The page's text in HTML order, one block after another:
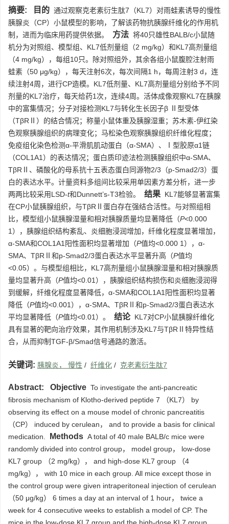
摘要: 目的 通过观察克老素衍生肽7（KL7）对雨蛙素诱导的慢性
胰腺炎（CP）小鼠模型的影响，了解该药物抗胰腺纤维化的作用机
制，进而为临床用药提供依据。
方法 将40只雄性BALB/c小鼠随
机分为对照组、模型组、KL7低剂量组（2 mg/kg）和KL7高剂量组
（4 mg/kg），每组10只。除对照组外，其余各组小鼠腹腔注射雨
蛙素（50 μg/kg），每天注射6次，每次间隔1 h，每周注射3 d，连
续注射4周，进行CP造模。KL7低剂量、KL7高剂量组分别给予不同
剂量的KL7治疗，每天给药1次，连续4周。活体成像观察KL7在胰腺
中的富集情况；分子对接检测KL7与转化生长因子β Ⅱ型受体
（TβRⅡ）的结合情况；称量小鼠体重及胰腺湿重；苏木素-伊红染
色观察胰腺组织的病理变化；马松染色观察胰腺组织纤维化程度；
免疫组化染色检测α-平滑肌肌动蛋白（α-SMA）、Ⅰ型胶原α1链
（COL1A1）的表达情况；蛋白质印迹法检测胰腺组织中α-SMA、
TβRⅡ、磷酸化的母系抗十五表态蛋白同源物2/3（p-Smad2/3）蛋
白的表达水平。计量资料多组间比较采用单因素方差分析，进一步
两两比较采用LSD-t和Dunnett’s-T3检验。 结果 KL7能够显著富集
在CP小鼠胰腺组织，与TβRⅡ蛋白存在强结合活性。与对照组相
比，模型组小鼠胰腺湿量和相对胰腺质量均显著降低（P<0.000
1），胰腺组织结构紊乱、炎细胞浸润增加，纤维化程度显著增加，
α-SMA和COL1A1阳性面积均显著增加（P值均<0.000 1），α-
SMA、TβRⅡ和p-Smad2/3蛋白表达水平显著升高（P值均
<0.05）。与模型组相比，KL7高剂量组小鼠胰腺湿量和相对胰腺质
量均显著升高（P值均<0.01），胰腺组织结构损伤和炎细胞浸润得
到缓解，纤维化程度显著降低，α-SMA和COL1A1阳性面积均显著
降低（P值均<0.001），α-SMA、TβRⅡ和p-Smad2/3蛋白表达水
平均显著降低（P值均<0.01）。 结论KL7对CP小鼠胰腺纤维化
具有显著的靶向治疗效果，其作用机制涉及KL7与TβRⅡ特异性结
合，从而抑制TGF-β/Smad信号通路的激活。
关键词: 胰腺炎， 慢性 / 纤维化 / 克老素衍生肽7
Abstract: Objective To investigate the anti‑pancreatic
fibrosis mechanism of Klotho‑derived peptide 7 （KL7） by
observing its effect on a mouse model of chronic pancreatitis
（CP） induced by cerulean， and to provide a basis for clinical
medication.
Methods A total of 40 male BALB/c mice were
randomly divided into control group， model group， low-dose
KL7 group （2 mg/kg）， and high-dose KL7 group （4
mg/kg）， with 10 mice in each group. All mice except those in
the control group were given intraperitoneal injection of cerulean
（50 μg/kg） 6 times a day at an interval of 1 hour， twice a
week for 4 consecutive weeks to establish a model of CP. The